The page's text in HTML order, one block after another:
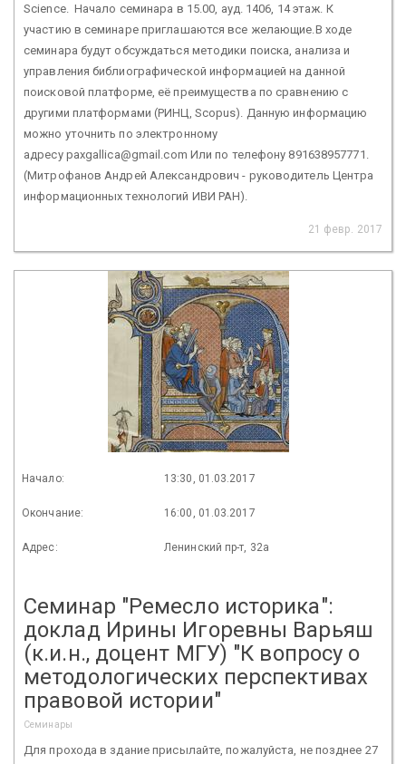
Science. Начало семинара в 15.00, ауд. 1406, 14 этаж. К
участию в семинаре приглашаются все желающие.В ходе
семинара будут обсуждаться методики поиска, анализа и
управления библиографической информацией на данной
поисковой платформе, её преимущества по сравнению с
другими платформами (РИНЦ, Scopus). Данную информацию
можно уточнить по электронному
адресу paxgallica@gmail.com Или по телефону 891638957771.
(Митрофанов Андрей Александрович - руководитель Центра
информационных технологий ИВИ РАН).
21 февр. 2017
Начало: 13:30, 01.03.2017
Окончание: 16:00, 01.03.2017
Адрес: Ленинский пр-т, 32а
Cеминар "Ремесло историка":
доклад Ирины Игоревны Варьяш
(к.и.н., доцент МГУ) "К вопросу о
методологических перспективах
правовой истории"
Семинары
Для прохода в здание присылайте, пожалуйста, не позднее 27